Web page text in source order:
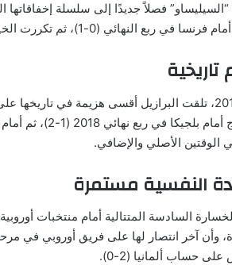
النهائي (0-1)، ثم تكررت الخيبة أمام هولندا في ربع نهائي 2010 (1-2).
تاريخية
النفسية مستمرة
السادسة المتتالية أمام منتخبات
حساب ألمانيا (2-0).